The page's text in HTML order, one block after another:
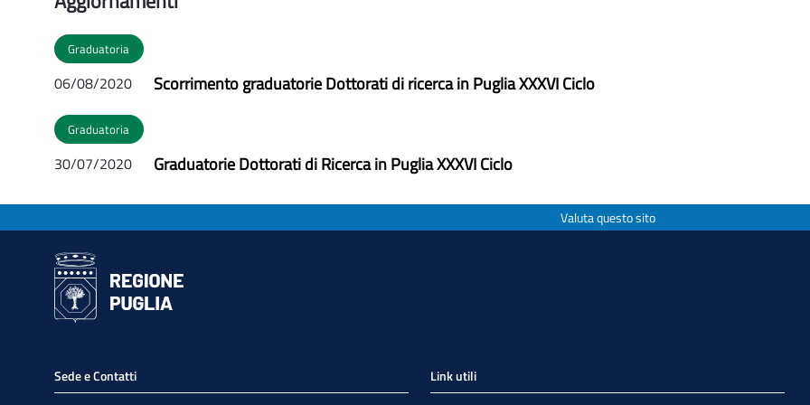
Graduatoria
06/08/2020 Scorrimento graduatorie Dottorati di ricerca in Puglia XXXVI Ciclo
Graduatoria
30/07/2020 Graduatorie Dottorati di Ricerca in Puglia XXXVI Ciclo
Valuta questo sito
Sede e Contatti
Link utili